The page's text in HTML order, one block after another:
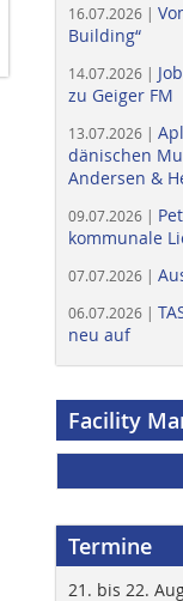
16.07.2026 |
Building“
14.07.2026 |
zu Geiger FM
13.07.2026 |
dänischen
Andersen &
09.07.2026 |
kommunale
07.07.2026 |
06.07.2026 |
neu auf
Facility
Termine
21. bis 22.